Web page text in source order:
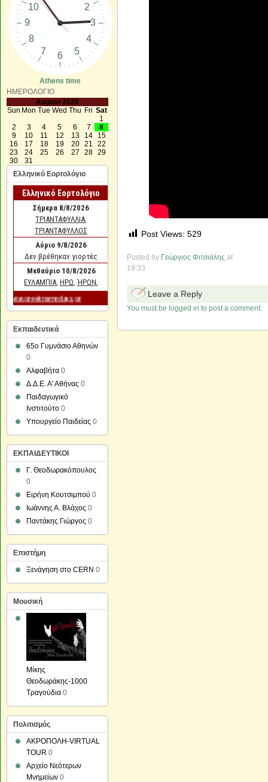
Athens time
ΗΜΕΡΟΛΟΓΙΟ
August 2026
Sun Mon Tue Wed Thu Fri Sat
1
2
3 4 5 6 7
8
9
10 11 12 13 14
15
16
17 18 19 20 21
22
23
24 25 26 27 28 29
30
31
Ελληνικό Εορτολόγιο
Εκπαιδευτικά
65ο Γυμνάσιο Αθηνών
0
Αλφαβήτα 0
Δ.Δ.Ε. Α' Αθήνας 0
Παιδαγωγικό
Ινστιτούτο 0
Υπουργείο Παιδείας 0
ΕΚΠΑΙΔΕΥΤΙΚΟΙ
Γ. Θεοδωρακόπουλος
0
Ειρήνη Κουτσιμπού 0
Ιωάννης Α. Βλάχος 0
Παντάκης Γιώργος 0
Επιστήμη
Ξενάγηση στο CERN 0
Μουσική
Μίκης
Θεοδωράκης-1000
Τραγούδια 0
Πολιτισμός
ΑΚΡΟΠΟΛΗ-VIRTUAL
TOUR 0
Αρχείο Νεότερων
Μνημείων 0
Post Views: 529
Posted by Γεώργιος Φιτσιάλης at
19:33
Leave a Reply
You must be logged in to post a comment.